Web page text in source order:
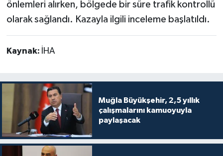
önlemleri alırken, bölgede bir süre trafik kontrollü
olarak sağlandı. Kazayla ilgili inceleme başlatıldı.
Kaynak: İHA
Muğla Büyükşehir, 2,5 yıllık
çalışmalarını kamuoyuyla
paylaşacak